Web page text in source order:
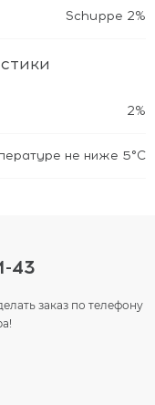
Schuppe 2%
2%
не ниже 5°С
43
заказ по телефону